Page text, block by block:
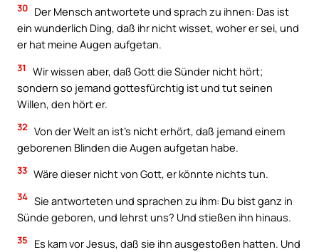
30 Der Mensch antwortete und sprach zu ihnen: Das ist
ein wunderlich Ding, daß ihr nicht wisset, woher er sei, und
er hat meine Augen aufgetan.
31
Wir wissen aber, daß Gott die Sünder nicht hört;
sondern so jemand gottesfürchtig ist und tut seinen
Willen, den hört er.
32 Von der Welt an ist’s nicht erhört, daß jemand einem
geborenen Blinden die Augen aufgetan habe.
33 Wäre dieser nicht von Gott, er könnte nichts tun.
34 Sie antworteten und sprachen zu ihm: Du bist ganz in
Sünde geboren, und lehrst uns? Und stießen ihn hinaus.
35
Es kam vor Jesus, daß sie ihn ausgestoßen hatten. Und